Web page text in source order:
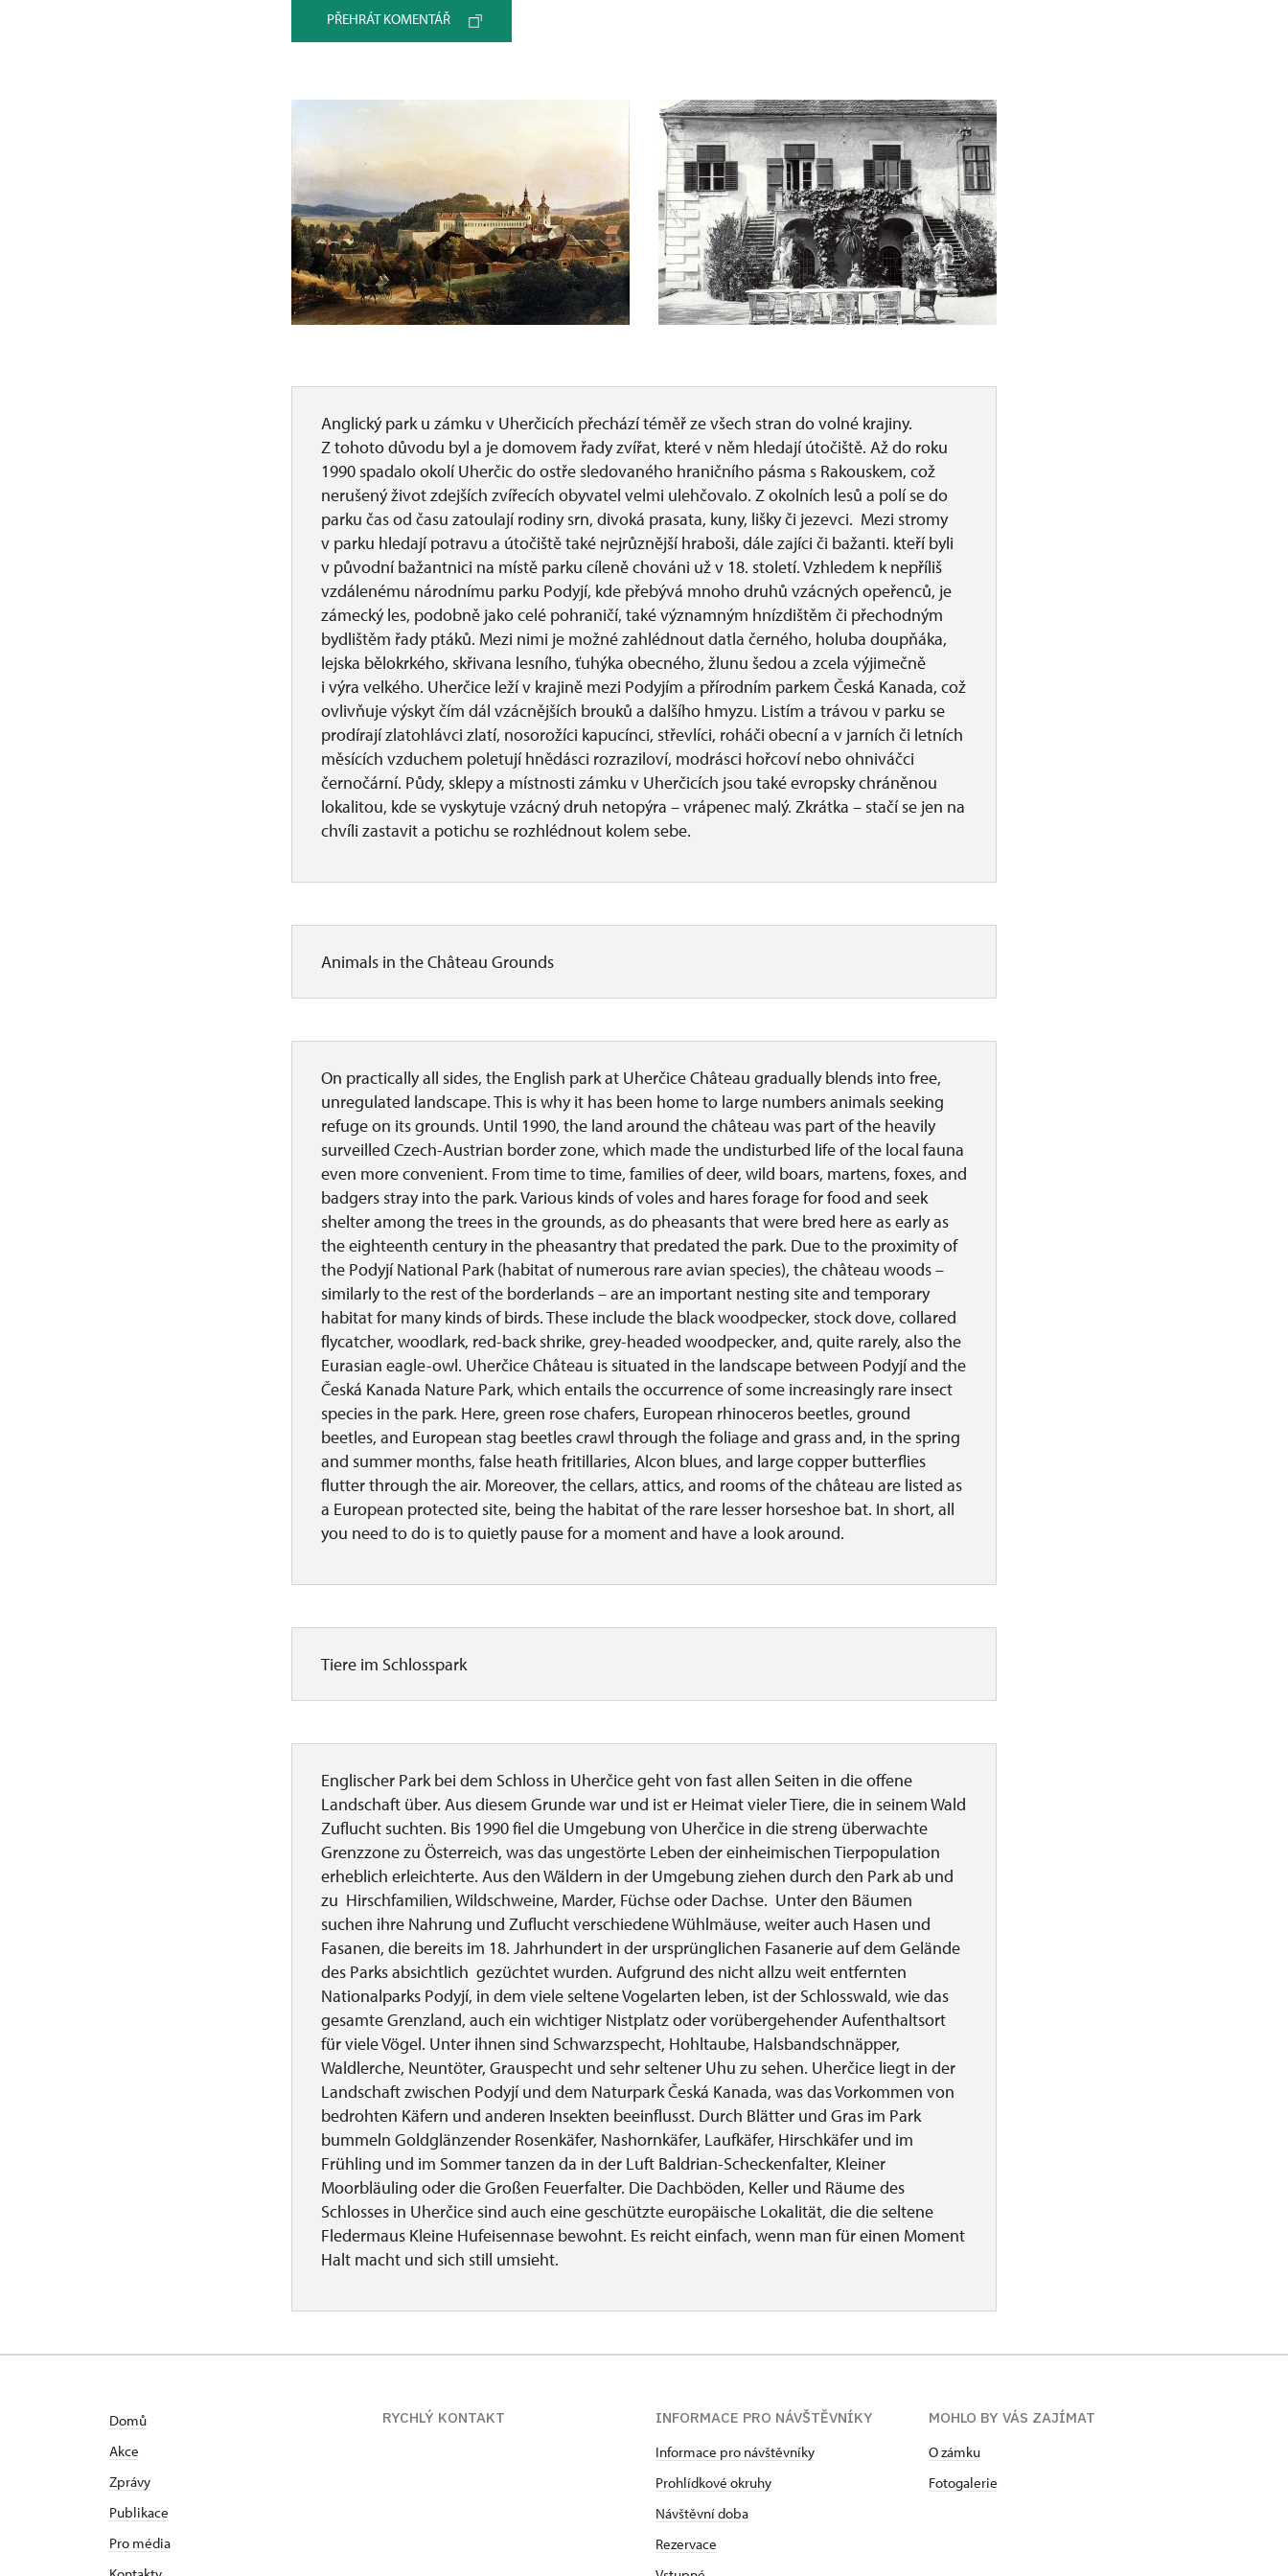
PŘEHRÁT KOMENTÁŘ
Anglický park u zámku v Uherčicích přechází téměř ze všech stran do volné krajiny.
Z tohoto důvodu byl a je domovem řady zvířat, které v něm hledají útočiště. Až do roku
1990 spadalo okolí Uherčic do ostře sledovaného hraničního pásma s Rakouskem, což
nerušený život zdejších zvířecích obyvatel velmi ulehčovalo. Z okolních lesů a polí se do
parku čas od času zatoulají rodiny srn, divoká prasata, kuny, lišky či jezevci. Mezi stromy
v parku hledají potravu a útočiště také nejrůznější hraboši, dále zajíci či bažanti. kteří byli
v původní bažantnici na místě parku cíleně chováni už v 18. století. Vzhledem k nepříliš
vzdálenému národnímu parku Podyjí, kde přebývá mnoho druhů vzácných opeřenců, je
zámecký les, podobně jako celé pohraničí, také významným hnízdištěm či přechodným
bydlištěm řady ptáků. Mezi nimi je možné zahlédnout datla černého, holuba doupňáka,
lejska bělokrkého, skřivana lesního, ťuhýka obecného, žlunu šedou a zcela výjimečně
i výra velkého. Uherčice leží v krajině mezi Podyjím a přírodním parkem Česká Kanada, což
ovlivňuje výskyt čím dál vzácnějších brouků a dalšího hmyzu. Listím a trávou v parku se
prodírají zlatohlávci zlatí, nosorožíci kapucínci, střevlíci, roháči obecní a v jarních či letních
měsících vzduchem poletují hnědásci rozraziloví, modrásci hořcoví nebo ohniváčci
černočární. Půdy, sklepy a místnosti zámku v Uherčicích jsou také evropsky chráněnou
lokalitou, kde se vyskytuje vzácný druh netopýra – vrápenec malý. Zkrátka – stačí se jen na
chvíli zastavit a potichu se rozhlédnout kolem sebe.
Animals in the Château Grounds
On practically all sides, the English park at Uherčice Château gradually blends into free,
unregulated landscape. This is why it has been home to large numbers animals seeking
refuge on its grounds. Until 1990, the land around the château was part of the heavily
surveilled Czech-Austrian border zone, which made the undisturbed life of the local fauna
even more convenient. From time to time, families of deer, wild boars, martens, foxes, and
badgers stray into the park. Various kinds of voles and hares forage for food and seek
shelter among the trees in the grounds, as do pheasants that were bred here as early as
the eighteenth century in the pheasantry that predated the park. Due to the proximity of
the Podyjí National Park (habitat of numerous rare avian species), the château woods –
similarly to the rest of the borderlands – are an important nesting site and temporary
habitat for many kinds of birds. These include the black woodpecker, stock dove, collared
flycatcher, woodlark, red-back shrike, grey-headed woodpecker, and, quite rarely, also the
Eurasian eagle-owl. Uherčice Château is situated in the landscape between Podyjí and the
Česká Kanada Nature Park, which entails the occurrence of some increasingly rare insect
species in the park. Here, green rose chafers, European rhinoceros beetles, ground
beetles, and European stag beetles crawl through the foliage and grass and, in the spring
and summer months, false heath fritillaries, Alcon blues, and large copper butterflies
flutter through the air. Moreover, the cellars, attics, and rooms of the château are listed as
a European protected site, being the habitat of the rare lesser horseshoe bat. In short, all
you need to do is to quietly pause for a moment and have a look around.
Tiere im Schlosspark
Englischer Park bei dem Schloss in Uherčice geht von fast allen Seiten in die offene
Landschaft über. Aus diesem Grunde war und ist er Heimat vieler Tiere, die in seinem Wald
Zuflucht suchten. Bis 1990 fiel die Umgebung von Uherčice in die streng überwachte
Grenzzone zu Österreich, was das ungestörte Leben der einheimischen Tierpopulation
erheblich erleichterte. Aus den Wäldern in der Umgebung ziehen durch den Park ab und
zu Hirschfamilien, Wildschweine, Marder, Füchse oder Dachse. Unter den Bäumen
suchen ihre Nahrung und Zuflucht verschiedene Wühlmäuse, weiter auch Hasen und
Fasanen, die bereits im 18. Jahrhundert in der ursprünglichen Fasanerie auf dem Gelände
des Parks absichtlich gezüchtet wurden. Aufgrund des nicht allzu weit entfernten
Nationalparks Podyjí, in dem viele seltene Vogelarten leben, ist der Schlosswald, wie das
gesamte Grenzland, auch ein wichtiger Nistplatz oder vorübergehender Aufenthaltsort
für viele Vögel. Unter ihnen sind Schwarzspecht, Hohltaube, Halsbandschnäpper,
Waldlerche, Neuntöter, Grauspecht und sehr seltener Uhu zu sehen. Uherčice liegt in der
Landschaft zwischen Podyjí und dem Naturpark Česká Kanada, was das Vorkommen von
bedrohten Käfern und anderen Insekten beeinflusst. Durch Blätter und Gras im Park
bummeln Goldglänzender Rosenkäfer, Nashornkäfer, Laufkäfer, Hirschkäfer und im
Frühling und im Sommer tanzen da in der Luft Baldrian-Scheckenfalter, Kleiner
Moorbläuling oder die Großen Feuerfalter. Die Dachböden, Keller und Räume des
Schlosses in Uherčice sind auch eine geschützte europäische Lokalität, die die seltene
Fledermaus Kleine Hufeisennase bewohnt. Es reicht einfach, wenn man für einen Moment
Halt macht und sich still umsieht.
Domů
Akce
Zprávy
Publikace
Pro média
RYCHLÝ KONTAKT
INFORMACE PRO NÁVŠTĚVNÍKY
Informace pro návštěvníky
Prohlídkové okruhy
Návštěvní doba
Rezervace
MOHLO BY VÁS ZAJÍMAT
O zámku
Fotogalerie